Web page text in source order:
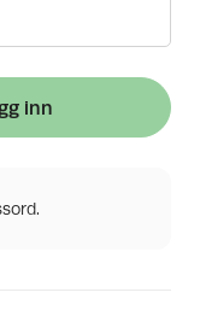
inn